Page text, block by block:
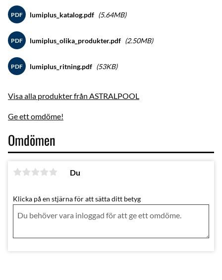
PDF lumiplus_katalog.pdf 5.64MB
PDF lumiplus_olika_produkter.pdf 2.50MB
PDF lumiplus_ritning.pdf 53KB
Visa alla produkter från ASTRALPOOL
Ge ett omdöme!
Omdömen
Du
Klicka på en stjärna för att sätta ditt betyg